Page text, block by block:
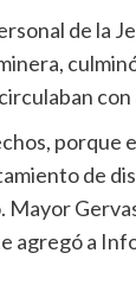
de la
porque
de
Mayor
agregó a